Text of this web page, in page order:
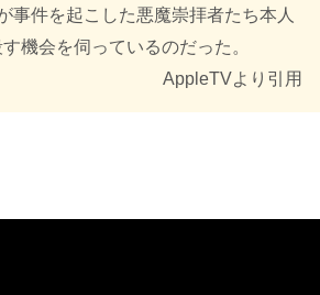
事件を起こした悪魔崇拝者たち本人
機会を伺っているのだった。
AppleTVより引用